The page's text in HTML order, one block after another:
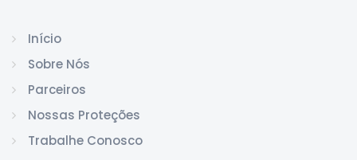
Início
Sobre Nós
Parceiros
Nossas Proteções
Trabalhe Conosco